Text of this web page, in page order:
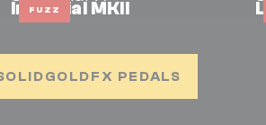
FUZZ
Imperial MKII
PEDALS